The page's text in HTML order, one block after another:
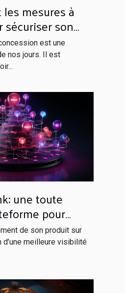
mesures à
son
est une
nos jours. Il est
une toute
pour
de son produit sur
d’une meilleure visibilité